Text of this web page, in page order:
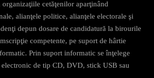
cetăţenilor aparţinând
alianţele politice, alianţele electorale şi
depun dosare de candidatură la birourile
competente, pe suport de hârtie
Prin suport informatic se înţelege
de tip CD, DVD, stick USB sau